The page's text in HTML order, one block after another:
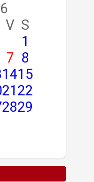
V S
1
7 8
1415
21 22
2829